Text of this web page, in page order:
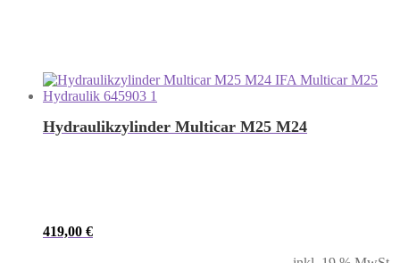
Hydraulikzylinder Multicar M25 M24
419,00 €